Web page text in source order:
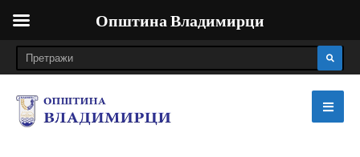
Општина Владимирци